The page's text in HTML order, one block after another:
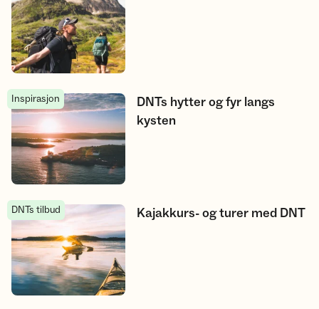
DNTs hytter og fyr langs kysten
Inspirasjon
DNTs hytter og fyr langs
kysten
Kajakkurs- og turer med DNT
DNTs tilbud Kajakkurs- og turer med DNT